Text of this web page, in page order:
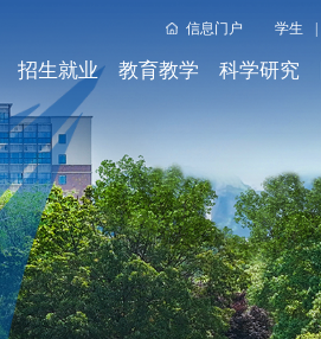
信息门户 学生
招生就业 教育教学 科学研究